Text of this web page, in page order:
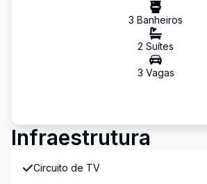
3 Banheiros
2 Suítes
3 Vagas
Infraestrutura
Circuito de TV